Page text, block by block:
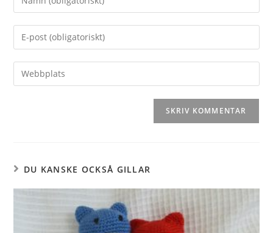
DU KANSKE OCKSÅ GILLAR